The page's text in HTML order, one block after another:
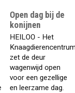
Open dag bij de
konijnen
HEILOO - Het
zet de deur
wagenwijd open
voor een gezellige
en leerzame dag.